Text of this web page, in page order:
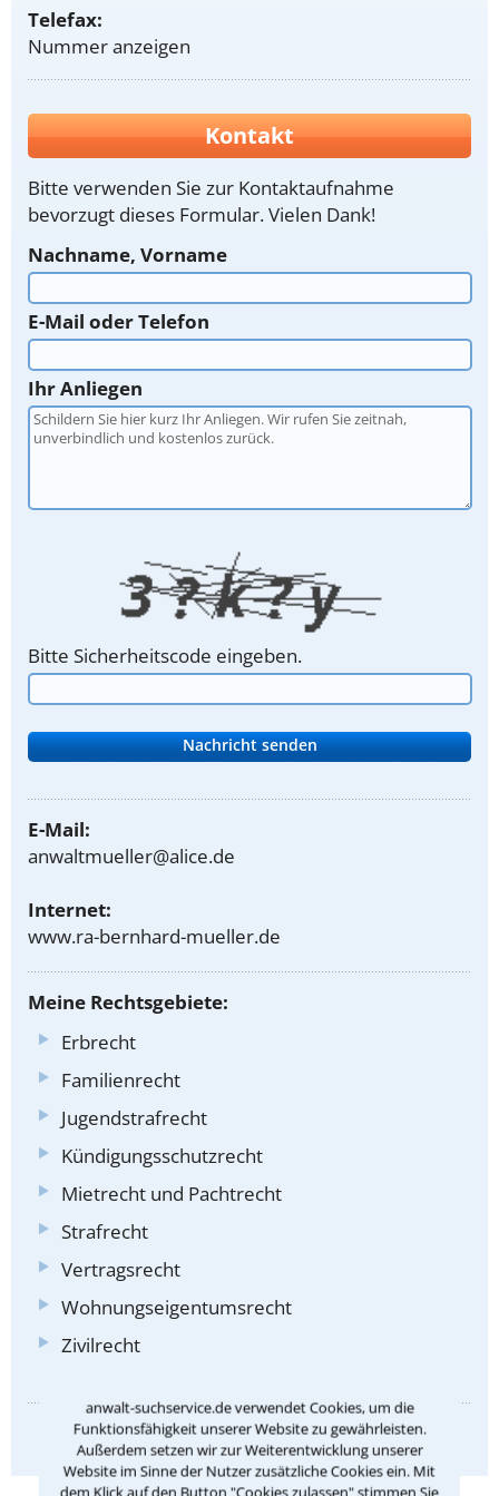
anwalt-suchservice.de verwendet Cookies, um die
Funktionsfähigkeit unserer Website zu gewährleisten.
Außerdem setzen wir zur Weiterentwicklung unserer
Website im Sinne der Nutzer zusätzliche Cookies ein. Mit
Telefax:
Nummer anzeigen
Kontakt
Bitte verwenden Sie zur Kontaktaufnahme
bevorzugt dieses Formular. Vielen Dank!
Nachname, Vorname
E-Mail oder Telefon
Ihr Anliegen
Bitte Sicherheitscode eingeben.
E-Mail:
anwaltmueller@alice.de
Internet:
www.ra-bernhard-mueller.de
Meine Rechtsgebiete:
Erbrecht
Familienrecht
Jugendstrafrecht
Kündigungsschutzrecht
Mietrecht und Pachtrecht
Strafrecht
Vertragsrecht
Wohnungseigentumsrecht
Zivilrecht
Anbieterkennzeichnung